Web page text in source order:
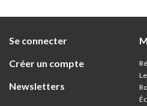
Se connecter
Créer un compte
Newsletters